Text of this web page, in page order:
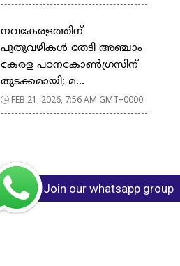
നവകേരളത്തിന്
പുതുവഴികൾ തേടി അഞ്ചാം
കേരള പഠനകോൺഗ്രസിന്
തുടക്കമായി; മ...
FEB 21, 2026, 7:56 AM GMT+0000
Join our whatsapp group